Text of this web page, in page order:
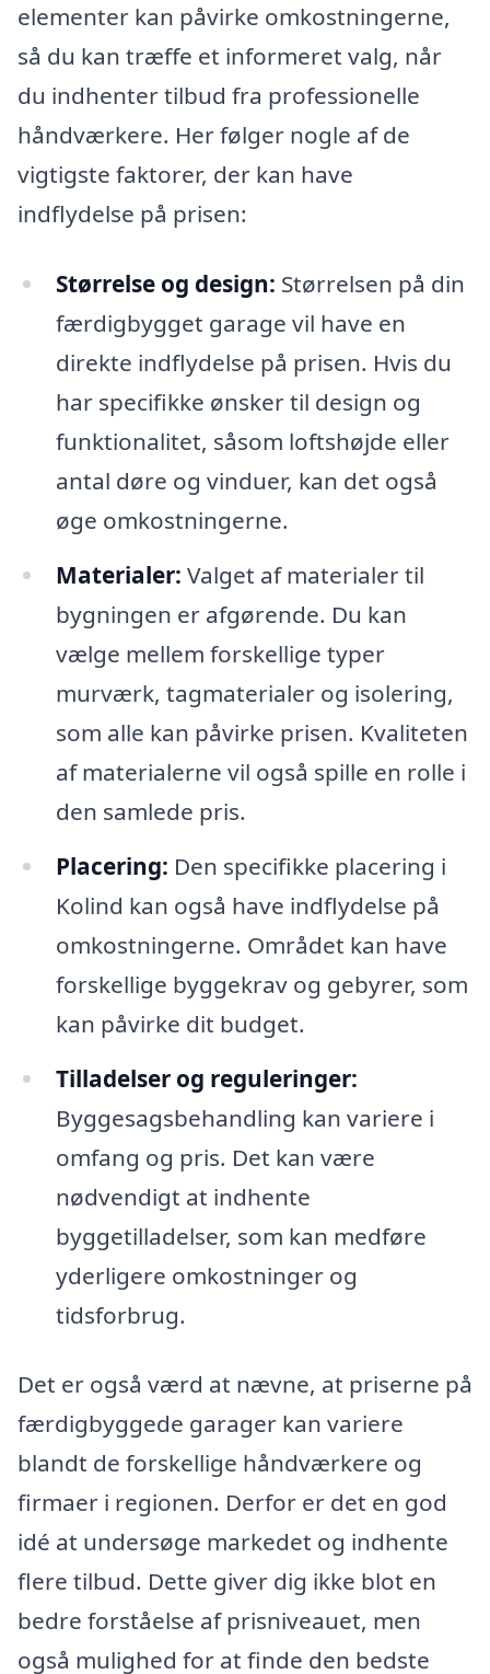
elementer kan påvirke omkostningerne,
så du kan træffe et informeret valg, når
du indhenter tilbud fra professionelle
håndværkere. Her følger nogle af de
vigtigste faktorer, der kan have
indflydelse på prisen:
Størrelse og design: Størrelsen på din
færdigbygget garage vil have en
direkte indflydelse på prisen. Hvis du
har specifikke ønsker til design og
funktionalitet, såsom loftshøjde eller
antal døre og vinduer, kan det også
øge omkostningerne.
Materialer: Valget af materialer til
bygningen er afgørende. Du kan
vælge mellem forskellige typer
murværk, tagmaterialer og isolering,
som alle kan påvirke prisen. Kvaliteten
af materialerne vil også spille en rolle i
den samlede pris.
Placering: Den specifikke placering i
Kolind kan også have indflydelse på
omkostningerne. Området kan have
forskellige byggekrav og gebyrer, som
kan påvirke dit budget.
Tilladelser og reguleringer:
Byggesagsbehandling kan variere i
omfang og pris. Det kan være
nødvendigt at indhente
byggetilladelser, som kan medføre
yderligere omkostninger og
tidsforbrug.
Det er også værd at nævne, at priserne på
færdigbyggede garager kan variere
blandt de forskellige håndværkere og
firmaer i regionen. Derfor er det en god
idé at undersøge markedet og indhente
flere tilbud. Dette giver dig ikke blot en
bedre forståelse af prisniveauet, men
også mulighed for at finde den bedste